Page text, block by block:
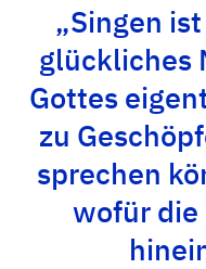
„Singen
glückliches
Gottes
zu
sprechen
wofür die